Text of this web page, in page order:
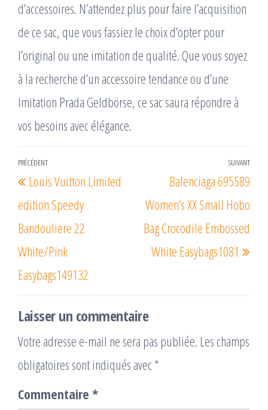
d’accessoires. N’attendez plus pour faire l’acquisition
de ce sac, que vous fassiez le choix d’opter pour
l’original ou une imitation de qualité. Que vous soyez
à la recherche d’un accessoire tendance ou d’une
Imitation Prada Geldbörse, ce sac saura répondre à
vos besoins avec élégance.
Navigation
de
l’article
Article
précédent
PRÉCÉDENT
Louis Vuitton Limited
edition Speedy
Bandouliere 22
White/Pink
Easybags149132
SUIVANT
Balenciaga 695589
Women’s XX Small Hobo
Bag Crocodile Embossed
White Easybags1081
Laisser un commentaire
Votre adresse e-mail ne sera pas publiée. Les champs
obligatoires sont indiqués avec *
Commentaire *